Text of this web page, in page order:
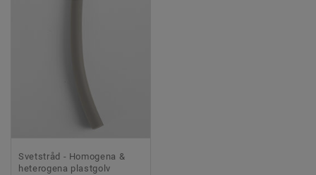
Svetstråd - Homogena &
heterogena plastgolv